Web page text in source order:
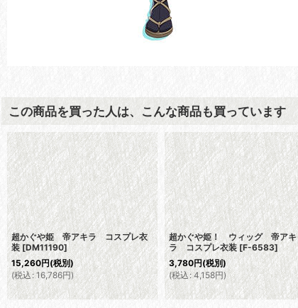
この商品を買った人は、こんな商品も買っています
超かぐや姫 帝アキラ コスプレ衣
装 [DM11190]
15,260円(税別)
(税込 : 16,786円)
超かぐや姫！ ウィッグ 帝アキ
ラ コスプレ衣装 [F-6583]
3,780円(税別)
(税込: 4,158円)